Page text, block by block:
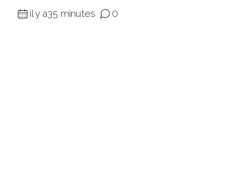
il y a35 minutes 0